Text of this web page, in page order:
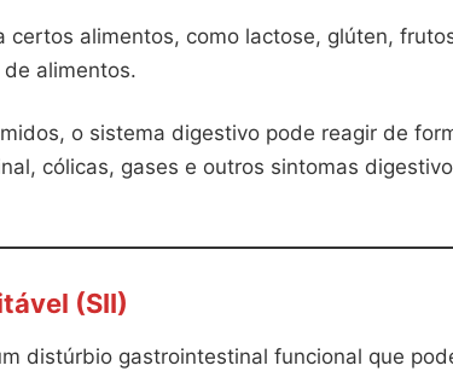
certos alimentos, como lactose, glúten,
alimentos.
o sistema digestivo pode reagir de
cólicas, gases e outros sintomas
(SII)
distúrbio gastrointestinal funcional que